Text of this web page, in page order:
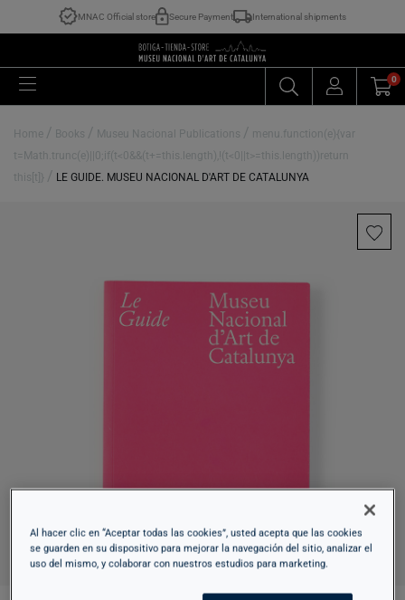
MNAC Official store Secure Payment International shipments
0
Home / Books / Museu Nacional Publications / menu.function(e){var
t=Math.trunc(e)||0;if(t<0&&(t+=this.length),!(t<0||t>=this.length))return
this[t]} / LE GUIDE. MUSEU NACIONAL D'ART DE CATALUNYA
Al hacer clic en “Aceptar todas las cookies”, usted acepta que las cookies
se guarden en su dispositivo para mejorar la navegación del sitio, analizar el
uso del mismo, y colaborar con nuestros estudios para marketing.